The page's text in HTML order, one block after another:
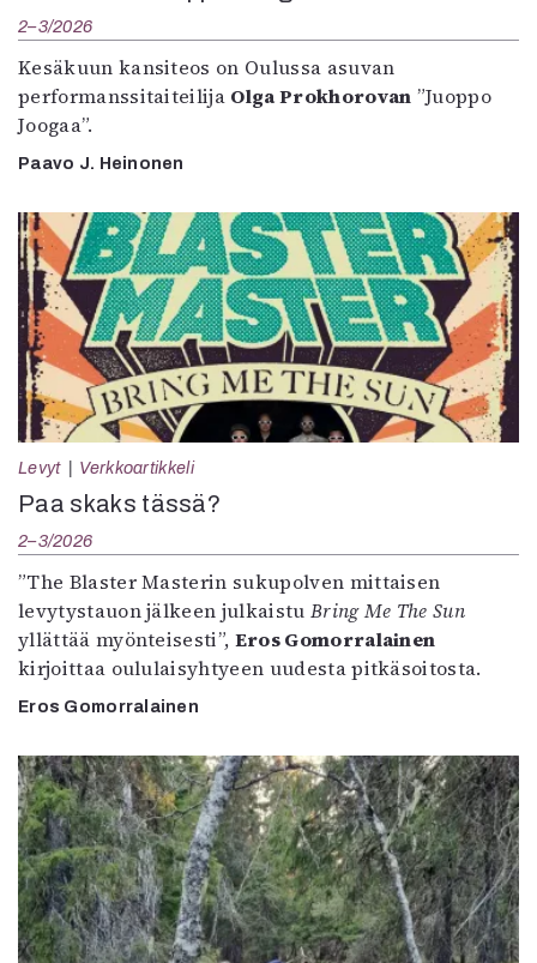
2–3/2026
Kesäkuun kansiteos on Oulussa asuvan
performanssitaiteilija Olga Prokhorovan ”Juoppo
Joogaa”.
Paavo J. Heinonen
Levyt Verkkoartikkeli
Paa skaks tässä?
2–3/2026
”The Blaster Masterin sukupolven mittaisen
levytystauon jälkeen julkaistu Bring Me The Sun
yllättää myönteisesti”, Eros Gomorralainen
kirjoittaa oululaisyhtyeen uudesta pitkäsoitosta.
Eros Gomorralainen